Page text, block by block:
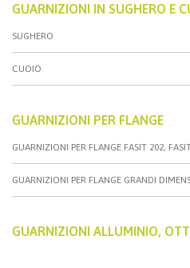
GUARNIZIONI IN SUGHERO E
SUGHERO
CUOIO
GUARNIZIONI PER FLANGE
GUARNIZIONI PER FLANGE FASIT 202,
GUARNIZIONI PER FLANGE GRANDI
GUARNIZIONI ALLUMINIO,